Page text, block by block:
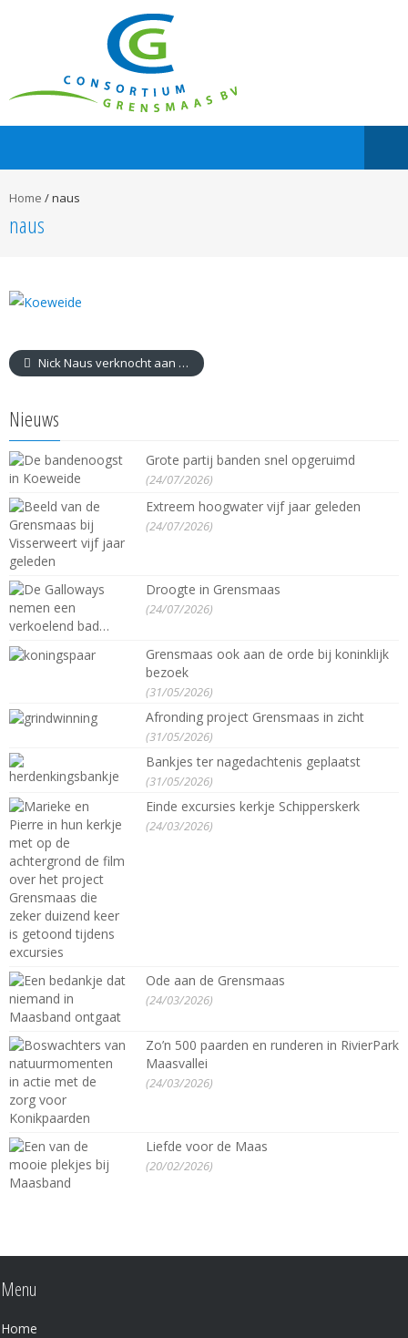
Home /naus
naus
Nick Naus verknocht aan Grensmaas
Nieuws
Grote partij banden snel opgeruimd
(24/07/2026)
Extreem hoogwater vijf jaar geleden
(24/07/2026)
Droogte in Grensmaas
(24/07/2026)
Grensmaas ook aan de orde bij koninklijk
bezoek
(31/05/2026)
Afronding project Grensmaas in zicht
(31/05/2026)
Bankjes ter nagedachtenis geplaatst
(31/05/2026)
Einde excursies kerkje Schipperskerk
(24/03/2026)
Ode aan de Grensmaas
(24/03/2026)
Zo’n 500 paarden en runderen in RivierPark
Maasvallei
(24/03/2026)
Liefde voor de Maas
(20/02/2026)
Menu
Home